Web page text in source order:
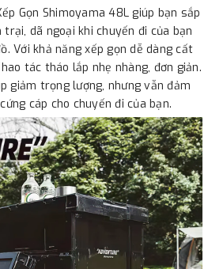
Gọn Shimoyama 48L giúp bạn sắp
dã ngoại khi chuyến đi của bạn
Với khả năng xếp gọn dễ dàng cất
tác tháo lắp nhẹ nhàng, đơn giản.
giảm trọng lượng, nhưng vẫn đảm
cáp cho chuyến đi của bạn.